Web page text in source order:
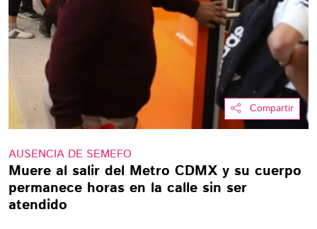
Compartir
AUSENCIA DE SEMEFO
Muere al salir del Metro CDMX y su cuerpo
permanece horas en la calle sin ser
atendido